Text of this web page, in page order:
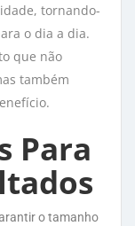
tornando-
o dia a dia.
que não
também
Para
o tamanho